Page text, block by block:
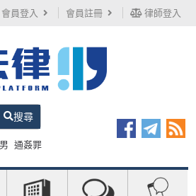
會員登入 會員註冊 律師登入
搜尋
通姦罪